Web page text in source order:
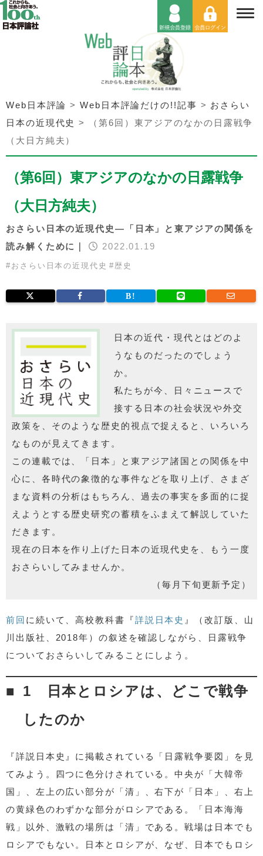
Web日本評論 >Web日本評論だけの!!記事 > おさらい
日本の近現代史 >
（第6回）東アジアのなかの日露戦争
（大日方純夫）
（第6回）東アジアのなかの日露戦争
（大日方純夫）
おさらい日本の近現代史―「日本」と東アジアの関係を
読み解くために｜
2022.01.19
# おさらい日本の近現代史 # 歴史
日本の近代・現代とはどのよ
うなものだったのでしょう
か。
私たちが今、日々ニュースで
接する日本の社会状況や外交
政策を、そのような歴史的視点で捉えると、いろいろ
なものが見えてきます。
この連載では、「日本」と東アジア諸国との関係を中
心に、各時代の象徴的な事件などを取り上げ、さまざ
まな資料の分析はもちろん、過去の事実を多面的に捉
えようとする歴史研究の蓄積をふまえて解説していた
だきます。
現在の日本を作り上げた日本の近現代史を、もう一度
おさらいしてみませんか。
（毎月下旬更新予定）
前回 に続いて、高校教科書『詳説日本史 』（改訂版、山
川出版社、2018年）の叙述を確認しながら、日露戦争
についておさらいしてみることにしよう。
1 日本とロシアは、どこで戦争
したのか
『詳説日本史』に掲載されている「日露戦争要図」を見
てみよう。四つに色分けされている。中央が「大韓帝
国」、左上の広い部分が「清」、右下が「日本」、右上
の黄緑色のわずかな部分がロシアである。「日本海海
戦」以外、激戦の場所は「清」である。戦場は日本でも
ロシアでもない。日本とロシアが、なぜ、日本でもロシ